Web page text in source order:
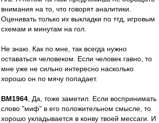
внимания на то, что говорят аналитики.
Оценивать только их выкладки по ттд, игровым
схемам и минутам на гол.
Не знаю. Как по мне, так всегда нужно
оставаться человеком. Если человек гавно, то
мне уже не сильно интересно насколько
хорошо он по мячу попадает.
BM1964 , Да, тоже заметил. Если воспринимать
слово "миф" в его положительном смысле, то
хорошо укладывается в конву твоей мессаги. И